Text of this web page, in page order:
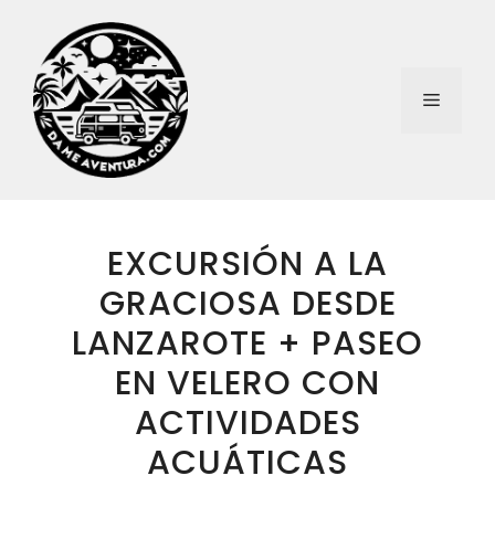
contenido
Menú
EXCURSIÓN A LA
GRACIOSA DESDE
LANZAROTE + PASEO
EN VELERO CON
ACTIVIDADES
ACUÁTICAS